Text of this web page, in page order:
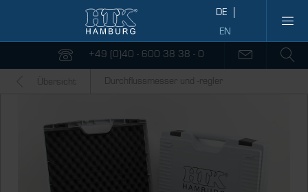
+49 (0)40 - 600 38 38 - 0
Übersicht Durchflussmesser und -regler